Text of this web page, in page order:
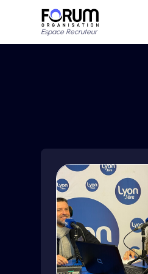
Espace Recruteur